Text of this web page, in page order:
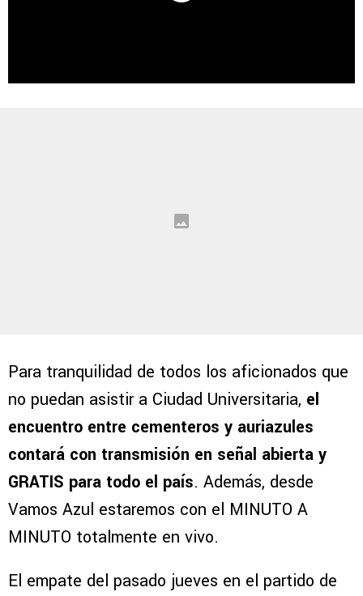
Para tranquilidad de todos los aficionados que
no puedan asistir a Ciudad Universitaria, el
encuentro entre cementeros y auriazules
contará con transmisión en señal abierta y
GRATIS para todo el país. Además, desde
Vamos Azul estaremos con el MINUTO A
MINUTO totalmente en vivo.
El empate del pasado jueves en el partido de